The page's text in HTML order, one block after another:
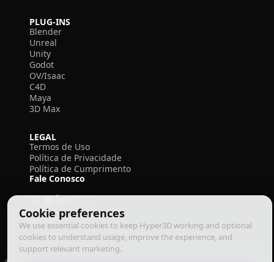
Cookie preferences
We use essential cookies to keep Hyper3D working and optional
cookies to understand usage, improve the experience, and
support relevant marketing.
PLUG-INS
Blender
Unreal
Unity
Godot
OV/Isaac
C4D
Maya
3D Max
LEGAL
Termos de Uso
Política de Privacidade
Política de Cumprimento
Fale Conosco